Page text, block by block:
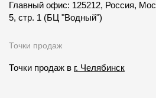
Главный офис: 125212, Россия,
5, стр. 1 (БЦ "Водный")
Точки продаж
Точки продаж в г. Челябинск